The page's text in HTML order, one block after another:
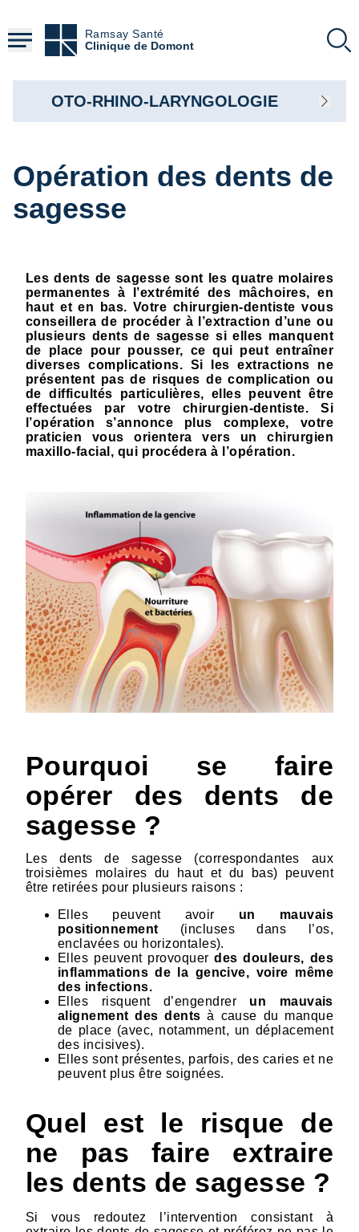
contenu
principal
Ramsay Santé
Clinique de Domont
Opération des dents de
sagesse
Les dents de sagesse sont les quatre molaires
permanentes à l’extrémité des mâchoires, en
haut et en bas. Votre chirurgien-dentiste vous
conseillera de procéder à l’extraction d’une ou
plusieurs dents de sagesse si elles manquent
de place pour pousser, ce qui peut entraîner
diverses complications. Si les extractions ne
présentent pas de risques de complication ou
de difficultés particulières, elles peuvent être
effectuées par votre chirurgien-dentiste. Si
l’opération s’annonce plus complexe, votre
praticien vous orientera vers un chirurgien
maxillo-facial, qui procédera à l’opération.
Pourquoi se faire
opérer des dents de
sagesse ?
Les dents de sagesse (correspondantes aux
troisièmes molaires du haut et du bas) peuvent
être retirées pour plusieurs raisons :
Elles peuvent avoir un mauvais
positionnement (incluses dans l’os,
enclavées ou horizontales).
Elles peuvent provoquerdes douleurs, des
inflammations de la gencive, voire même
des infections.
Elles risquent d’engendrer un mauvais
alignement des dentsà cause du manque
de place (avec, notamment, un déplacement
des incisives).
Elles sont présentes, parfois, des caries et ne
peuvent plus être soignées.
Quel est le risque de
ne pas faire extraire
les dents de sagesse ?
Si vous redoutez l’intervention consistant à
OTO-RHINO-LARYNGOLOGIE